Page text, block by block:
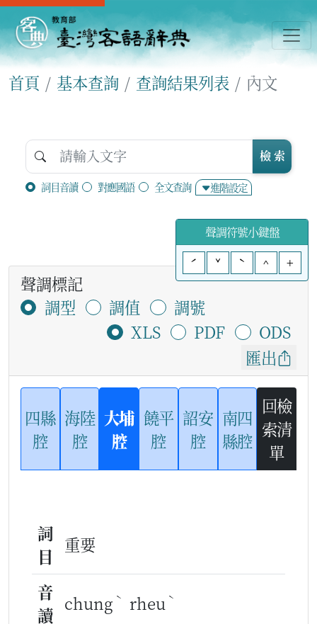
首頁 基本查詢 查詢結果列表 內文
詞目音讀 對應國語 全文查詢 進階設定
檢 索
聲調符號小鍵盤
ˊ
ˇ ˋ ^ +
聲調標記
調型
調值
調號
XLS
PDF
ODS
匯出
四縣
腔
海陸
腔
大埔
腔
饒平
腔
詔安
腔
南四
縣腔
回檢
索清
單
詞
目
重要
音
讀
chung ˋ rheu ˋ